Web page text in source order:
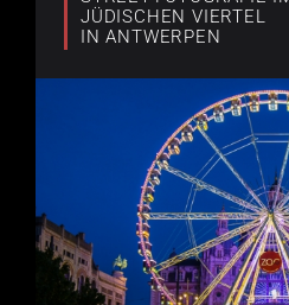
JÜDISCHEN VIERTEL
IN ANTWERPEN